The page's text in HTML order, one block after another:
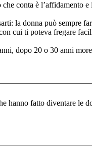
conta è l’affidamento e
la donna può sempre
cui ti poteva fregare
dopo 20 o 30 anni
hanno fatto diventare le